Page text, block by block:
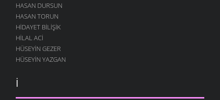
HASAN DURSUN
HASAN TORUN
HIDAYET BILIŞIK
HILAL ACI
HÜSEYIN GEZER
HÜSEYIN YAZGAN
İ